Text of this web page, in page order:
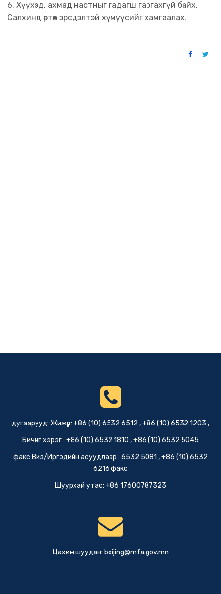
6. Хүүхэд, ахмад настныг гадагш гаргахгүй байх.
Салхинд өртөх эрсдэлтэй хүмүүсийг хамгаалах.
дугаарууд: Жижүүр: +86 (10) 6532 6512 , +86 (10) 6532 1203 ,
Бичиг хэрэг : +86 (10) 6532 1810 , +86 (10) 6532 5045
факс Виз/Иргэдийн асуудлаар : 6532 5081 , +86 (10) 6532
6216 факс
Шуурхай утас: +86 17600787323
Цахим шуудан: beijing@mfa.gov.mn